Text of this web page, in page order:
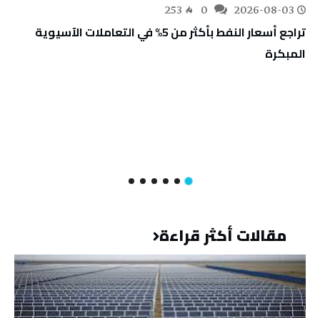
2026-08-03
253
تراجع أسعار النفط بأكثر من 5% في التعاملات الآسيوية
المبكرة
مقالات أكثر قراءة